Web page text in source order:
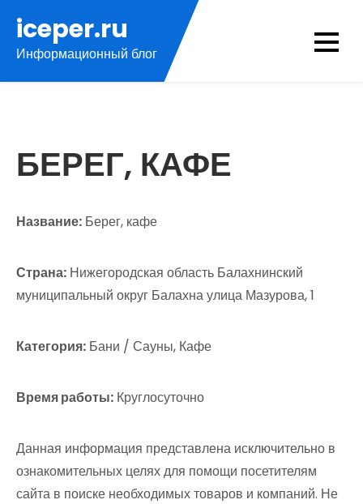
содержимому
iceper.ru
Информационный блог
БЕРЕГ, КАФЕ
Название: Берег, кафе
Страна: Нижегородская область Балахнинский
муниципальный округ Балахна улица Мазурова, 1
Категория: Бани / Сауны, Кафе
Время работы: Круглосуточно
Данная информация представлена исключительно в
ознакомительных целях для помощи посетителям
сайта в поиске необходимых товаров и компаний. Не